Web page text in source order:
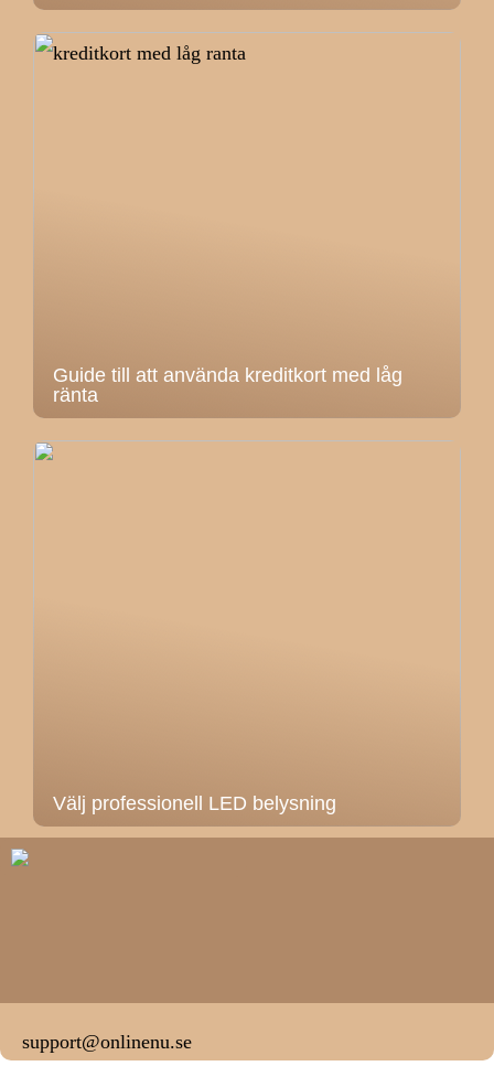
Guide till att använda kreditkort med låg
ränta
Välj professionell LED belysning
support@onlinenu.se